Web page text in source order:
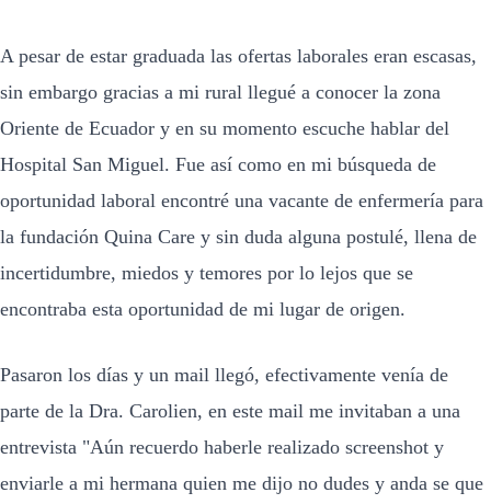
A pesar de estar graduada las ofertas laborales eran escasas,
sin embargo gracias a mi rural llegué a conocer la zona
Oriente de Ecuador y en su momento escuche hablar del
Hospital San Miguel. Fue así como en mi búsqueda de
oportunidad laboral encontré una vacante de enfermería para
la fundación Quina Care y sin duda alguna postulé, llena de
incertidumbre, miedos y temores por lo lejos que se
encontraba esta oportunidad de mi lugar de origen.
Pasaron los días y un mail llegó, efectivamente venía de
parte de la Dra. Carolien, en este mail me invitaban a una
entrevista "Aún recuerdo haberle realizado screenshot y
enviarle a mi hermana quien me dijo no dudes y anda se que